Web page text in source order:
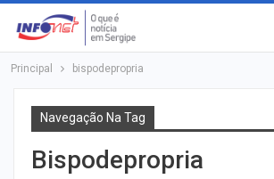
Principal bispodepropria
Navegação Na Tag
Bispodepropria